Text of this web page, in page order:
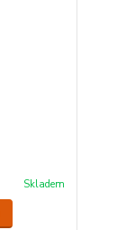
Skladem